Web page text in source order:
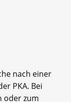
nach einer
PKA. Bei
oder zum